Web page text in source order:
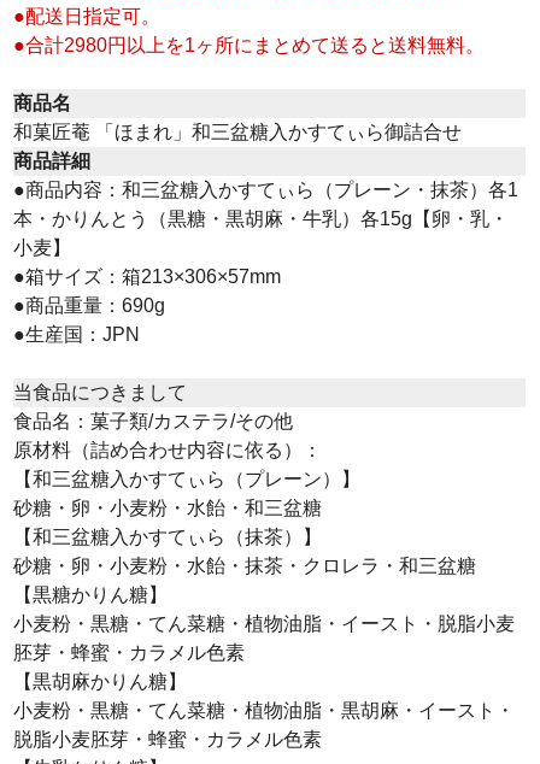
●配送日指定可。
●合計2980円以上を1ヶ所にまとめて送ると送料無料。
商品名
和菓匠菴 「ほまれ」和三盆糖入かすてぃら御詰合せ
商品詳細
●商品内容：和三盆糖入かすてぃら（プレーン・抹茶）各1
本・かりんとう（黒糖・黒胡麻・牛乳）各15g【卵・乳・
小麦】
●箱サイズ：箱213×306×57mm
●商品重量：690g
●生産国：JPN
当食品につきまして
食品名：菓子類/カステラ/その他
原材料（詰め合わせ内容に依る）：
【和三盆糖入かすてぃら（プレーン）】
砂糖・卵・小麦粉・水飴・和三盆糖
【和三盆糖入かすてぃら（抹茶）】
砂糖・卵・小麦粉・水飴・抹茶・クロレラ・和三盆糖
【黒糖かりん糖】
小麦粉・黒糖・てん菜糖・植物油脂・イースト・脱脂小麦
胚芽・蜂蜜・カラメル色素
【黒胡麻かりん糖】
小麦粉・黒糖・てん菜糖・植物油脂・黒胡麻・イースト・
脱脂小麦胚芽・蜂蜜・カラメル色素